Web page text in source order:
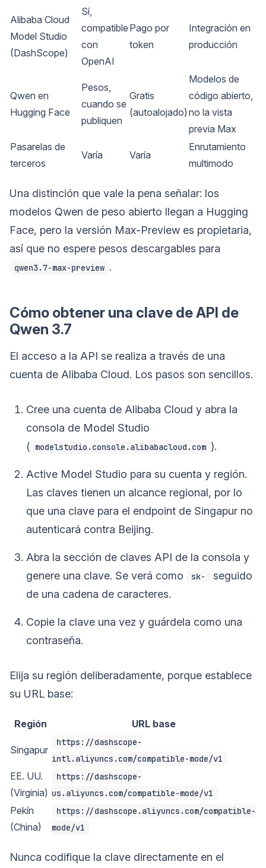
Alibaba Cloud
Model Studio
(DashScope)
Sí,
compatible
con
OpenAI
Pago por
token
Integración en
producción
Qwen en
Hugging Face
Pesos,
cuando se
publiquen
Gratis
(autoalojado)
Modelos de
código abierto,
no la vista
previa Max
Pasarelas de
terceros
Varía Varía
Enrutamiento
multimodo
Una distinción que vale la pena señalar: los
modelos Qwen de peso abierto llegan a Hugging
Face, pero la versión Max-Preview es propietaria,
así que no espere pesos descargables para
qwen3.7-max-preview .
Cómo obtener una clave de API de
Qwen 3.7
El acceso a la API se realiza a través de una
cuenta de Alibaba Cloud. Los pasos son sencillos.
Cree una cuenta de Alibaba Cloud y abra la
consola de Model Studio
( modelstudio.console.alibabacloud.com ).
Active Model Studio para su cuenta y región.
Las claves tienen un alcance regional, por lo
que una clave para el endpoint de Singapur no
autenticará contra Beijing.
Abra la sección de claves API de la consola y
genere una clave. Se verá como
sk-
seguido
de una cadena de caracteres.
Copie la clave una vez y guárdela como una
contraseña.
Elija su región deliberadamente, porque establece
su URL base:
Región URL base
Singapur
https://dashscope-
intl.aliyuncs.com/compatible-mode/v1
EE. UU.
(Virginia)
https://dashscope-
us.aliyuncs.com/compatible-mode/v1
Pekín
(China)
https://dashscope.aliyuncs.com/compatible-
mode/v1
Nunca codifique la clave directamente en el